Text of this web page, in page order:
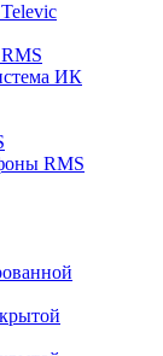
ИК
RMS